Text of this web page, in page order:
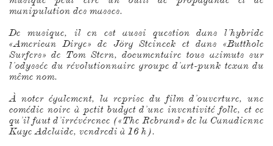
manipulation des masses.
De musique, il en est aussi question dans l’hybride
«American Dirge» de Jörg Steineck et dans «Butthole
Surfers» de Tom Stern, documentaire tous azimuts sur
l’odyssée du révolutionnaire groupe d’art-punk texan du
même nom.
À noter également, la reprise du film d’ouverture, une
comédie noire à petit budget d’une inventivité folle, et ce
qu’il faut d’irrévérence («The Rebrand» de la Canadienne
Kaye Adelaide, vendredi à 16 h).